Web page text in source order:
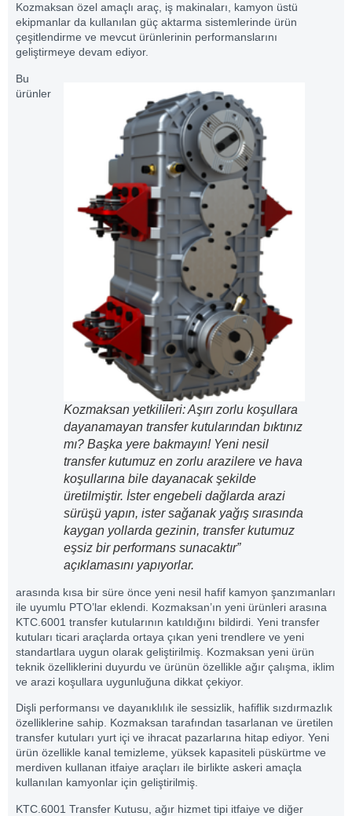
Kozmaksan özel amaçlı araç, iş makinaları, kamyon üstü
ekipmanlar da kullanılan güç aktarma sistemlerinde ürün
çeşitlendirme ve mevcut ürünlerinin performanslarını
geliştirmeye devam ediyor.
Kozmaksan yetkilileri: Aşırı zorlu koşullara
dayanamayan transfer kutularından bıktınız
mı? Başka yere bakmayın! Yeni nesil
transfer kutumuz en zorlu arazilere ve hava
koşullarına bile dayanacak şekilde
üretilmiştir. İster engebeli dağlarda arazi
sürüşü yapın, ister sağanak yağış sırasında
kaygan yollarda gezinin, transfer kutumuz
eşsiz bir performans sunacaktır”
açıklamasını yapıyorlar.
Bu
ürünler
arasında kısa bir süre önce yeni nesil hafif kamyon şanzımanları
ile uyumlu PTO’lar eklendi. Kozmaksan’ın yeni ürünleri arasına
KTC.6001 transfer kutularının katıldığını bildirdi. Yeni transfer
kutuları ticari araçlarda ortaya çıkan yeni trendlere ve yeni
standartlara uygun olarak geliştirilmiş. Kozmaksan yeni ürün
teknik özelliklerini duyurdu ve ürünün özellikle ağır çalışma, iklim
ve arazi koşullara uygunluğuna dikkat çekiyor.
Dişli performansı ve dayanıklılık ile sessizlik, hafiflik sızdırmazlık
özelliklerine sahip. Kozmaksan tarafından tasarlanan ve üretilen
transfer kutuları yurt içi ve ihracat pazarlarına hitap ediyor. Yeni
ürün özellikle kanal temizleme, yüksek kapasiteli püskürtme ve
merdiven kullanan itfaiye araçları ile birlikte askeri amaçla
kullanılan kamyonlar için geliştirilmiş.
KTC.6001 Transfer Kutusu, ağır hizmet tipi itfaiye ve diğer